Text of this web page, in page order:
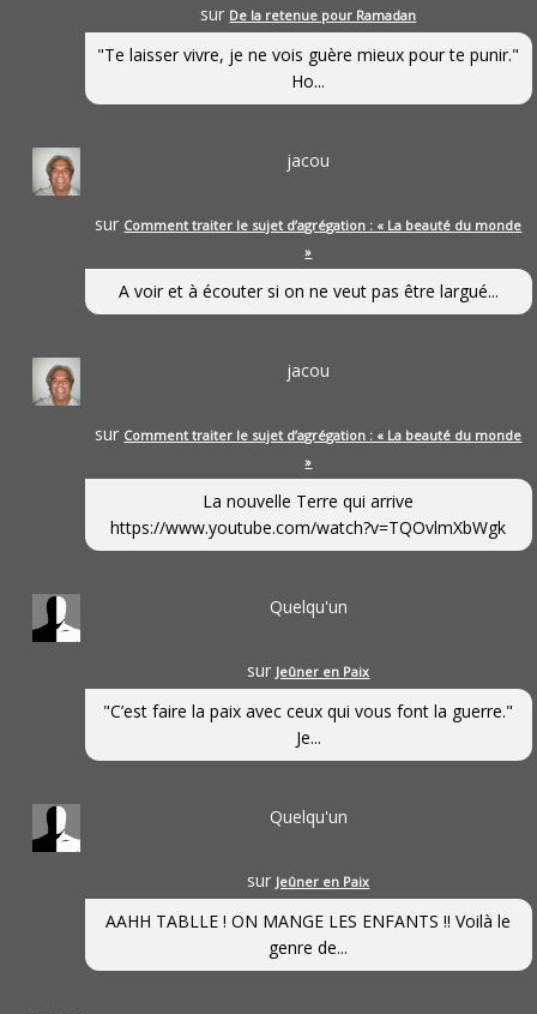
sur De la retenue pour Ramadan
"Te laisser vivre, je ne vois guère mieux pour te punir."
Ho...
jacou
sur Comment traiter le sujet d’agrégation : « La beauté du monde
»
A voir et à écouter si on ne veut pas être largué...
jacou
sur Comment traiter le sujet d’agrégation : « La beauté du monde
»
La nouvelle Terre qui arrive
https://www.youtube.com/watch?v=TQOvlmXbWgk
Quelqu'un
sur Jeûner en Paix
"C’est faire la paix avec ceux qui vous font la guerre."
Je...
Quelqu'un
sur Jeûner en Paix
AAHH TABLLE ! ON MANGE LES ENFANTS !! Voilà le
genre de...